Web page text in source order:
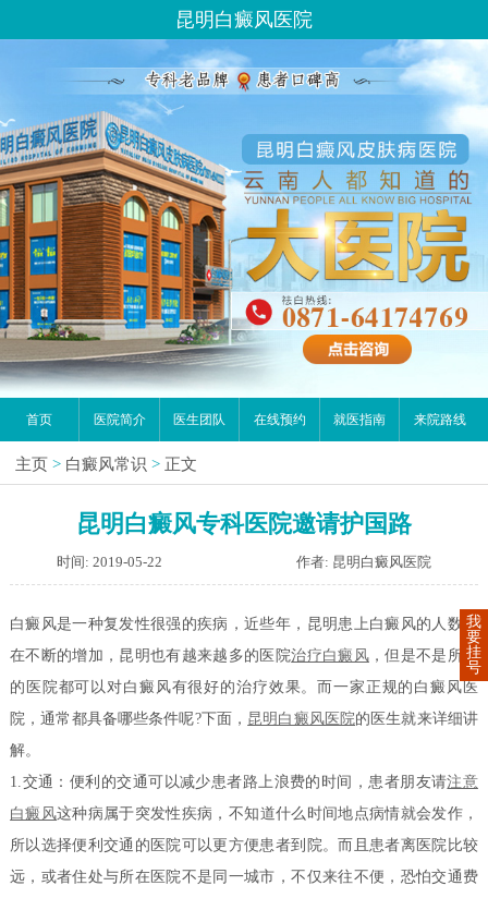
昆明白癜风医院
首页 医院简介 医生团队 在线预约 就医指南 来院路线
主页 > 白癜风常识 > 正文
昆明白癜风专科医院邀请护国路
时间: 2019-05-22 作者: 昆明白癜风医院
白癜风是一种复发性很强的疾病，近些年，昆明患上白癜风的人数却
在不断的增加，昆明也有越来越多的医院治疗白癜风，但是不是所有
的医院都可以对白癜风有很好的治疗效果。而一家正规的白癜风医
院，通常都具备哪些条件呢?下面， 昆明白癜风医院的医生就来详细讲
解。
1.交通：便利的交通可以减少患者路上浪费的时间，患者朋友请注意
白癜风这种病属于突发性疾病，不知道什么时间地点病情就会发作，
所以选择便利交通的医院可以更方便患者到院。而且患者离医院比较
远，或者住处与所在医院不是同一城市，不仅来往不便，恐怕交通费
我
要
挂
号